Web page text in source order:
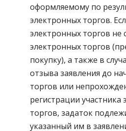
оформляемому по
электронных торгов.
электронных торгов не
электронных торгов
покупку), а также в
отзыва заявления до
торгов или
регистрации участника
торгов, задаток
указанный им в